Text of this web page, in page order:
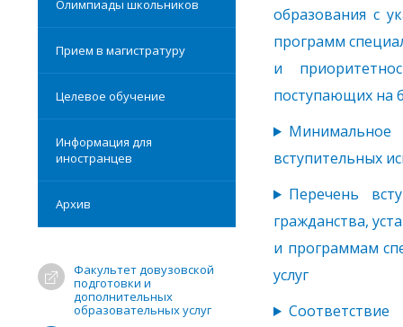
Олимпиады школьников
Прием в магистратуру
Целевое обучение
Информация для
иностранцев
Архив
Факультет довузовской
подготовки и
дополнительных
образовательных услуг
образования с
программ
и
поступающих на
Минимальное
вступительных
Перечень
гражданства,
и программам
услуг